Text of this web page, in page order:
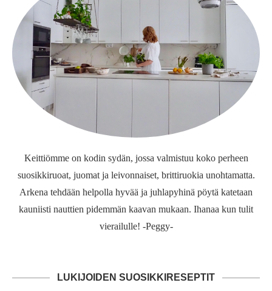
Keittiömme on kodin sydän, jossa valmistuu koko perheen
suosikkiruoat, juomat ja leivonnaiset, brittiruokia unohtamatta.
Arkena tehdään helpolla hyvää ja juhlapyhinä pöytä katetaan
kauniisti nauttien pidemmän kaavan mukaan. Ihanaa kun tulit
vierailulle! -Peggy-
LUKIJOIDEN SUOSIKKIRESEPTIT